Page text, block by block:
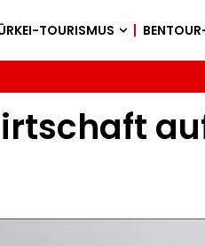
TOURISMUS